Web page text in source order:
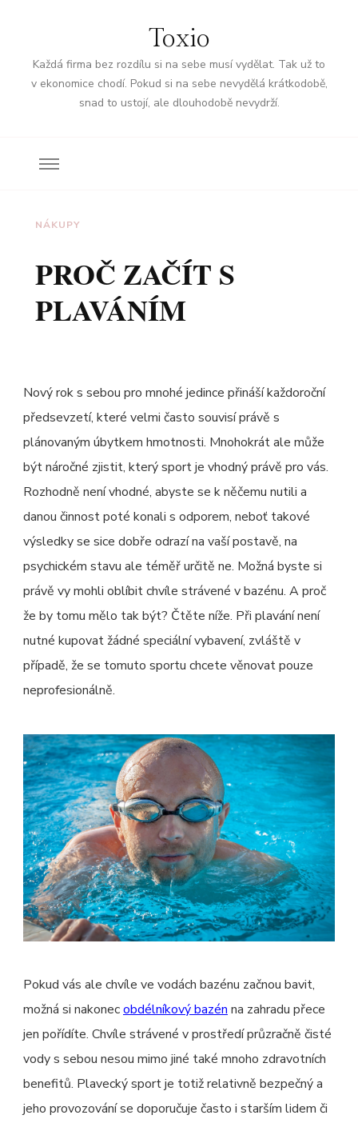
Toxio
Každá firma bez rozdílu si na sebe musí vydělat. Tak už to
v ekonomice chodí. Pokud si na sebe nevydělá krátkodobě,
snad to ustojí, ale dlouhodobě nevydrží.
NÁKUPY
PROČ ZAČÍT S
PLAVÁNÍM
Nový rok s sebou pro mnohé jedince přináší každoroční
předsevzetí, které velmi často souvisí právě s
plánovaným úbytkem hmotnosti. Mnohokrát ale může
být náročné zjistit, který sport je vhodný právě pro vás.
Rozhodně není vhodné, abyste se k něčemu nutili a
danou činnost poté konali s odporem, neboť takové
výsledky se sice dobře odrazí na vaší postavě, na
psychickém stavu ale téměř určitě ne. Možná byste si
právě vy mohli oblíbit chvíle strávené v bazénu. A proč
že by tomu mělo tak být? Čtěte níže. Při plavání není
nutné kupovat žádné speciální vybavení, zvláště v
případě, že se tomuto sportu chcete věnovat pouze
neprofesionálně.
Pokud vás ale chvíle ve vodách bazénu začnou bavit,
možná si nakonecobdélníkový bazén na zahradu přece
jen pořídíte. Chvíle strávené v prostředí průzračně čisté
vody s sebou nesou mimo jiné také mnoho zdravotních
benefitů. Plavecký sport je totiž relativně bezpečný a
jeho provozování se doporučuje často i starším lidem či